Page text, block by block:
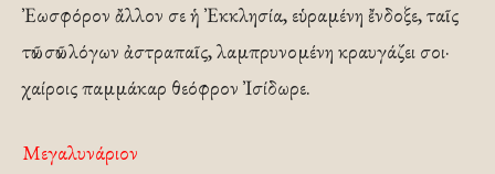
Ἐωσφόρον ἄλλον σε ἡ Ἐκκλησία, εὑραμένη ἔνδοξε, ταῖς
τῶν σῶν λόγων ἀστραπαῖς, λαμπρυνομένη κραυγάζει σοι·
χαίροις παμμάκαρ θεόφρον Ἰσίδωρε.
Μεγαλυνάριον